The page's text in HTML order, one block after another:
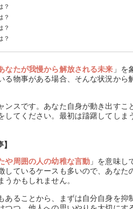
？
】
？
告夢】
？
吉夢】
？
なたが我慢から解放される未来 」を
る物事がある場合、そんな状況から
ンスです。あなた自身が動き出すこ
してください。最初は躊躇してしま
や周囲の人の幼稚な言動 」を意味し
しているケースも多いので、あな
かもしれません。
あることから、まずは自分自身を抑